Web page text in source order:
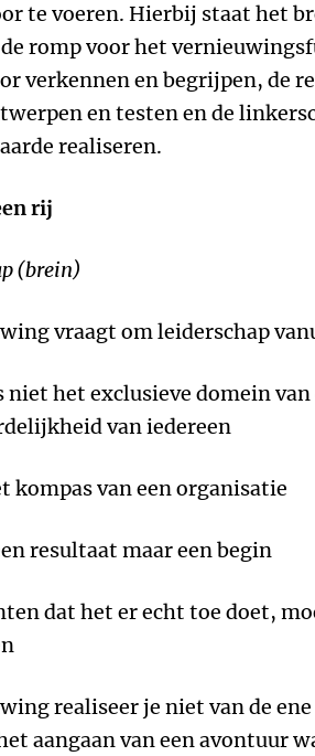
te voeren. Hierbij staat het
romp voor het
verkennen en begrijpen, de
en testen en de
realiseren.
rij
(brein)
vraagt om leiderschap
niet het exclusieve domein
van iedereen
kompas van een organisatie
resultaat maar een begin
dat het er echt toe doet,
realiseer je niet van de ene
aangaan van een avontuur